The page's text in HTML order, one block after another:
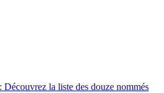
la liste des douze nommés